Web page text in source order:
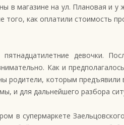
в магазине на ул. Плановая и
как оплатили стоимость
девочки.
Как и
родители, которым
и для дальнейшего разбора
в супермаркете